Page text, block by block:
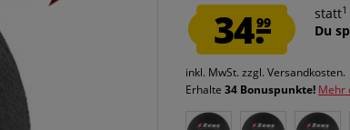
34.99
statt1
Du
inkl. MwSt.zzgl. Versandkosten.
Erhalte34 Bonuspunkte! Mehr